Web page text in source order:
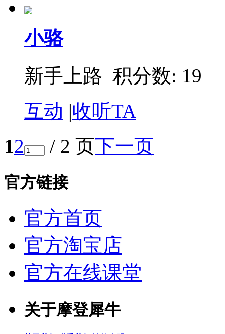
小骆
新手上路 积分数: 19
互动 |收听TA
12 / 2 页下一页
官方链接
官方首页
官方淘宝店
官方在线课堂
关于摩登犀牛